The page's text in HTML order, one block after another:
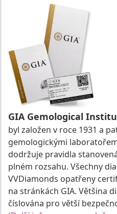
GIA Gemological
byl založen v roce 1931 a
gemologickými
dodržuje pravidla
plném rozsahu. Všechny
VVDiamonds opatřeny
na stránkách GIA. Většina
číslována pro větší